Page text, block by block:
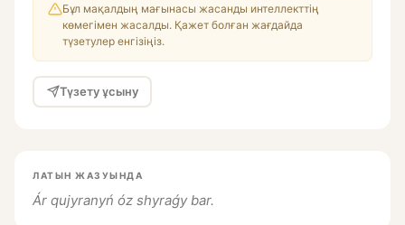
Бұл мақалдың мағынасы жасанды интеллекттің
көмегімен жасалды. Қажет болған жағдайда
түзетулер енгізіңіз.
Түзету ұсыну
ЛАТЫН ЖАЗУЫНДА
Ár qujyranyń óz shyraǵy bar.